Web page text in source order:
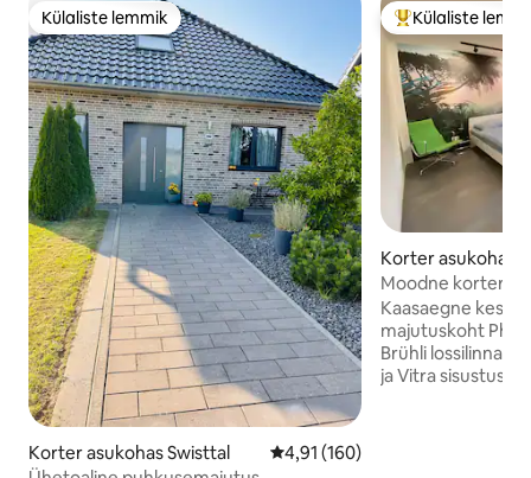
Külaliste lemmik
Külaliste lemmik
Korter asukohas Swisttal Keskmine hinnang 4,91/5, 160
4,91 (160)
Külaliste suur
Külaliste
Korter asukohas
Moodne korter
Iseseisev
Kaasaegne
majutuskoht
Brühli lossilinnas.
ja Vitra sisustus